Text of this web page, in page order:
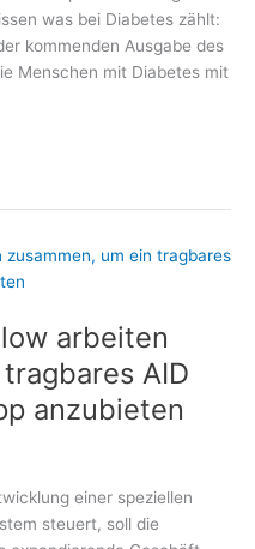
was bei Diabetes zählt:
kommenden Ausgabe des
Menschen mit Diabetes mit
arbeiten
AID
anzubieten
einer speziellen
steuert, soll die